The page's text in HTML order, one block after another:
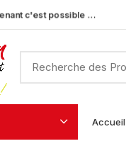
c'est possible …
Accueil